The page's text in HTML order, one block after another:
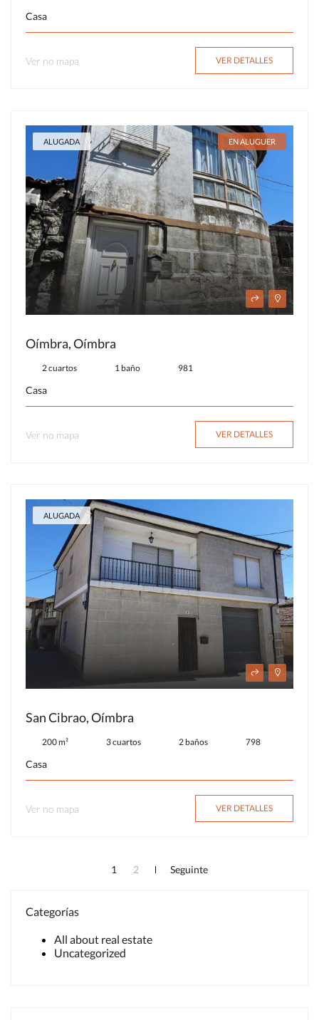
Casa
Ver no mapa VER DETALLES
ALUGADA EN ALUGUER
Oímbra, Oímbra
2 cuartos 1 baño 981
Casa
Ver no mapa VER DETALLES
ALUGADA
San Cibrao, Oímbra
200 m² 3 cuartos 2 baños 798
Casa
Ver no mapa VER DETALLES
1 2 Seguinte
Categorías
All about real estate
Uncategorized